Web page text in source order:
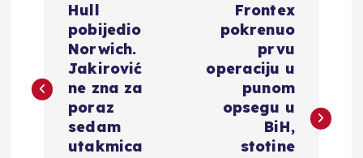
v
Hull
pobijedio
Norwich.
Jakirović
ne zna za
poraz
sedam
utakmica
Frontex
pokrenuo
prvu
operaciju u
punom
opsegu u
BiH,
stotine